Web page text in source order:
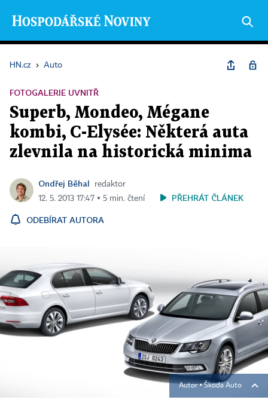
HN.cz › Auto
FOTOGALERIE UVNITŘ
Superb, Mondeo, Mégane
kombi, C-Elysée: Některá auta
zlevnila na historická minima
Ondřej Běhal
redaktor
12. 5. 2013 17:47 ▪ 5 min. čtení
PŘEHRÁT ČLÁNEK
ODEBÍRAT AUTORA
Autor ▪Škoda Auto